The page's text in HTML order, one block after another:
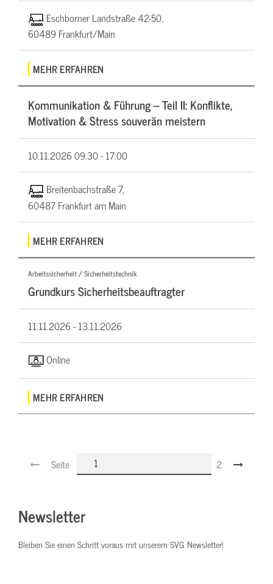
Eschborner Landstraße 42-50,
60489 Frankfurt/Main
MEHR ERFAHREN
Kommunikation & Führung – Teil II: Konflikte,
Motivation & Stress souverän meistern
10.11.202609:30 - 17:00
Breitenbachstraße 7,
60487 Frankfurt am Main
MEHR ERFAHREN
Arbeitssicherheit / Sicherheitstechnik
Grundkurs Sicherheitsbeauftragter
11.11.2026 -13.11.2026
Online
MEHR ERFAHREN
Seite 2
Newsletter
Bleiben Sie einen Schritt voraus mit unserem SVG Newsletter!